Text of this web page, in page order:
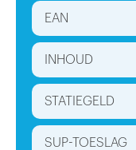
EAN
INHOUD
STATIEGELD
SUP-TOESLAG